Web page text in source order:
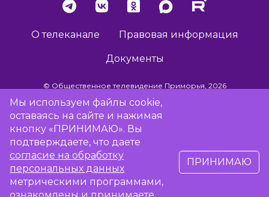
О телеканале Правовая информация
Документы
© Общественное телевидение Приморья, 2026
Разработка сайта -
Сообщить об отсутствии вещания
Мы используем файлы cookie,
оставаясь на сайте и нажимая
кнопку «ПРИНИМАЮ». Вы
подтверждаете, что даете
согласие на обработку
персональных данных
метрическими программами,
ПРИНИМАЮ